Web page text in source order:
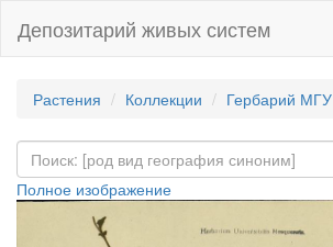
Депозитарий живых систем
Растения Коллекции Гербарий МГУ
Полное изображение